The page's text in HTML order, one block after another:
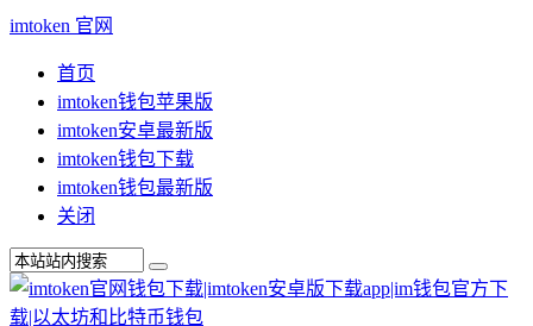
imtoken 官网
首页
imtoken钱包苹果版
imtoken安卓最新版
imtoken钱包下载
imtoken钱包最新版
关闭